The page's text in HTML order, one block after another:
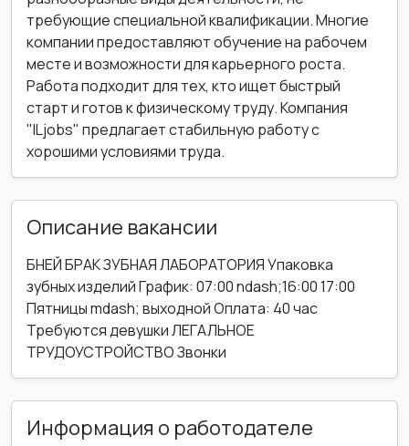
требующие специальной квалификации. Многие
компании предоставляют обучение на рабочем
месте и возможности для карьерного роста.
Работа подходит для тех, кто ищет быстрый
старт и готов к физическому труду. Компания
"ILjobs" предлагает стабильную работу с
хорошими условиями труда.
Описание вакансии
БНЕЙ БРАК ЗУБНАЯ ЛАБОРАТОРИЯ Упаковка
зубных изделий График: 07:00 ndash;16:00 17:00
Пятницы mdash; выходной Оплата: 40 час
Требуются девушки ЛЕГАЛЬНОЕ
ТРУДОУСТРОЙСТВО Звонки
Информация о работодателе